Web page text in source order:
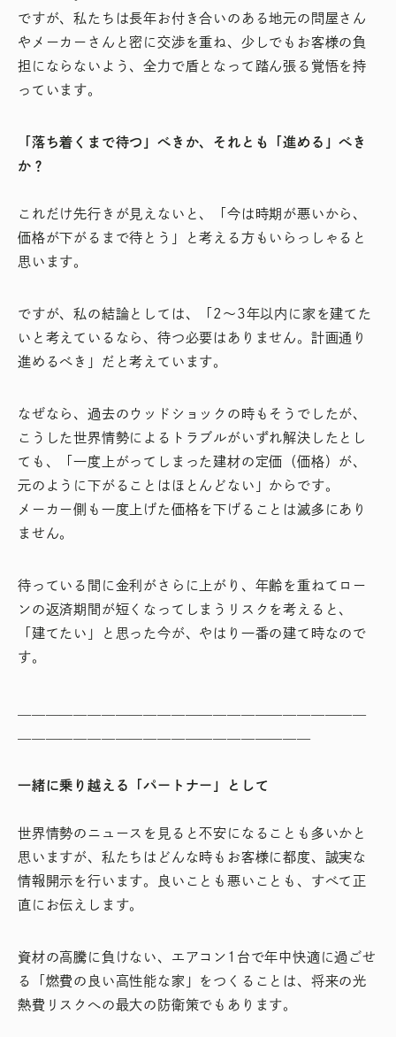
ですが、私たちは長年お付き合いのある地元の問屋さん
やメーカーさんと密に交渉を重ね、少しでもお客様の負
担にならないよう、全力で盾となって踏ん張る覚悟を持
っています。
「落ち着くまで待つ」べきか、それとも「進める」べき
か？
これだけ先行きが見えないと、「今は時期が悪いから、
価格が下がるまで待とう」と考える方もいらっしゃると
思います。
ですが、私の結論としては、「2〜3年以内に家を建てた
いと考えているなら、待つ必要はありません。計画通り
進めるべき」だと考えています。
なぜなら、過去のウッドショックの時もそうでしたが、
こうした世界情勢によるトラブルがいずれ解決したとし
ても、「一度上がってしまった建材の定価（価格）が、
元のように下がることはほとんどない」からです。
メーカー側も一度上げた価格を下げることは滅多にあり
ません。
待っている間に金利がさらに上がり、年齢を重ねてロー
ンの返済期間が短くなってしまうリスクを考えると、
「建てたい」と思った今が、やはり一番の建て時なので
す。
一緒に乗り越える「パートナー」として
世界情勢のニュースを見ると不安になることも多いかと
思いますが、私たちはどんな時もお客様に都度、誠実な
情報開示を行います。良いことも悪いことも、すべて正
直にお伝えします。
資材の高騰に負けない、エアコン1台で年中快適に過ごせ
る「燃費の良い高性能な家」をつくることは、将来の光
熱費リスクへの最大の防衛策でもあります。